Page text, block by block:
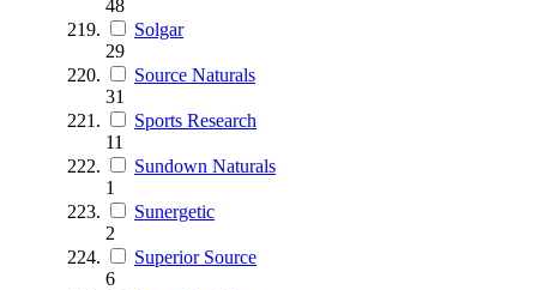
48
Solgar
29
Source Naturals
31
Sports Research
11
Sundown Naturals
1
Sunergetic
2
Superior Source
6